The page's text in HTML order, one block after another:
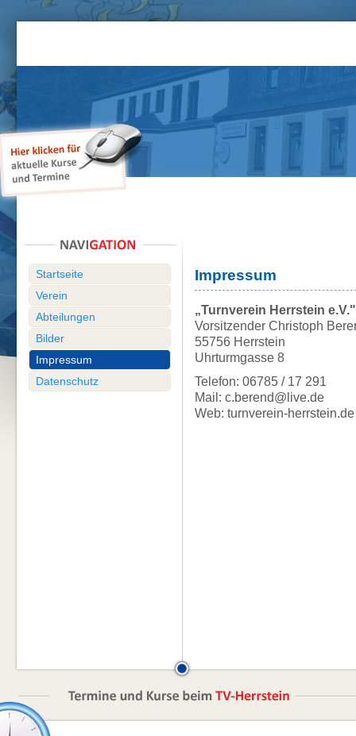
Startseite
Verein
Abteilungen
Bilder
Impressum
Datenschutz
Impressum
„Turnverein Herrstein e.V."
Vorsitzender Christoph
55756 Herrstein
Uhrturmgasse 8
Telefon: 06785 / 17 291
Mail: c.berend@live.de
Web: turnverein-herrstein.de